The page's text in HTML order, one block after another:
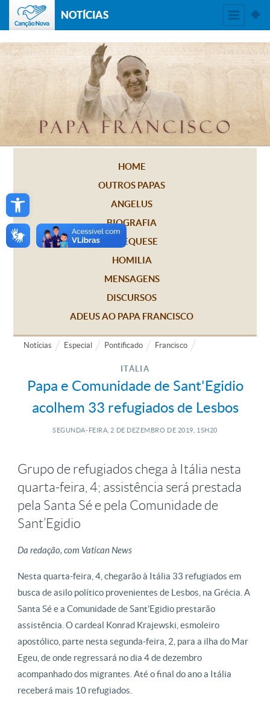
Open toolbar
NOTÍCIAS
HOME
OUTROS PAPAS
ANGELUS
BIOGRAFIA
CATEQUESE
HOMILIA
MENSAGENS
DISCURSOS
ADEUS AO PAPA FRANCISCO
Notícias Especial Pontificado Francisco
ITÁLIA
Papa e Comunidade de Sant'Egidio
acolhem 33 refugiados de Lesbos
SEGUNDA-FEIRA, 2 DE DEZEMBRO DE 2019, 15H20
Grupo de refugiados chega à Itália nesta
quarta-feira, 4; assistência será prestada
pela Santa Sé e pela Comunidade de
Sant’Egidio
Da redação, com Vatican News
Nesta quarta-feira, 4, chegarão à Itália 33 refugiados em
busca de asilo político provenientes de Lesbos, na Grécia. A
Santa Sé e a Comunidade de Sant’Egidio prestarão
assistência. O cardeal Konrad Krajewski, esmoleiro
apostólico, parte nesta segunda-feira, 2, para a ilha do Mar
Egeu, de onde regressará no dia 4 de dezembro
acompanhado dos migrantes. Até o final do ano a Itália
receberá mais 10 refugiados.